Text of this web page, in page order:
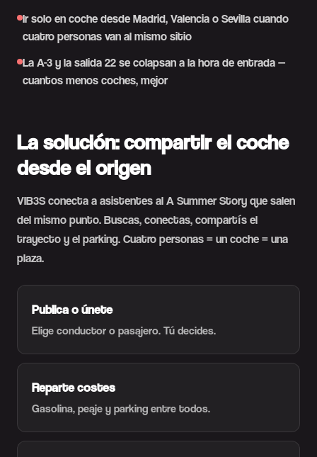
Ir solo en coche desde Madrid, Valencia o Sevilla cuando
cuatro personas van al mismo sitio
La A-3 y la salida 22 se colapsan a la hora de entrada —
cuantos menos coches, mejor
La solución: compartir el coche
desde el origen
VIB3S conecta a asistentes al A Summer Story que salen
del mismo punto. Buscas, conectas, compartís el
trayecto y el parking. Cuatro personas = un coche = una
plaza.
Publica o únete
Elige conductor o pasajero. Tú decides.
Reparte costes
Gasolina, peaje y parking entre todos.